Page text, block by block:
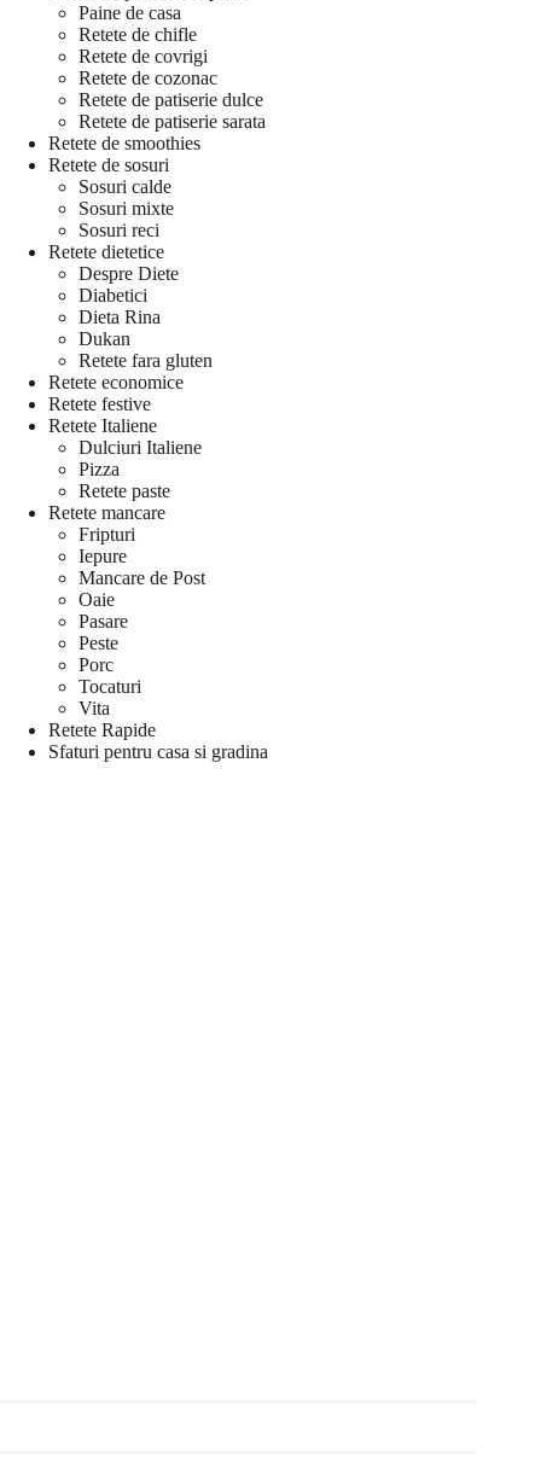
Paine de casa
Retete de chifle
Retete de covrigi
Retete de cozonac
Retete de patiserie dulce
Retete de patiserie sarata
Retete de smoothies
Retete de sosuri
Sosuri calde
Sosuri mixte
Sosuri reci
Retete dietetice
Despre Diete
Diabetici
Dieta Rina
Dukan
Retete fara gluten
Retete economice
Retete festive
Retete Italiene
Dulciuri Italiene
Pizza
Retete paste
Retete mancare
Fripturi
Iepure
Mancare de Post
Oaie
Pasare
Peste
Porc
Tocaturi
Vita
Retete Rapide
Sfaturi pentru casa si gradina